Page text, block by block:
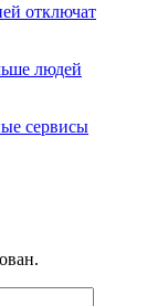
отключат
людей
сервисы